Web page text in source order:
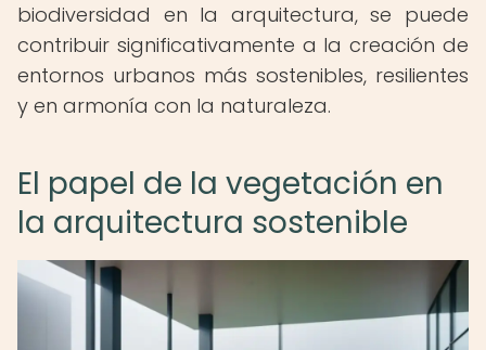
biodiversidad en la arquitectura, se puede
contribuir significativamente a la creación de
entornos urbanos más sostenibles, resilientes
y en armonía con la naturaleza.
El papel de la vegetación en
la arquitectura sostenible